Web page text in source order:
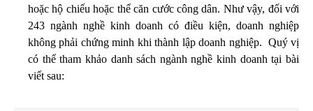
hoặc hộ chiếu hoặc thể căn cước công dân. Như vậy, đối với
243 ngành nghề kinh doanh có điều kiện, doanh nghiệp
không phải chứng minh khi thành lập doanh nghiệp. Quý vị
có thể tham khảo danh sách ngành nghề kinh doanh tại bài
viết sau: